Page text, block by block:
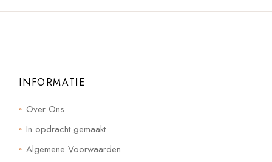
INFORMATIE
Over Ons
In opdracht gemaakt
Algemene Voorwaarden